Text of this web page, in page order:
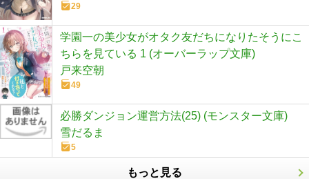
29
学園一の美少女がオタク友だちになりたそうにこ
ちらを見ている 1 (オーバーラップ文庫)
戸来空朝
49
必勝ダンジョン運営方法(25) (モンスター文庫)
雪だるま
5
もっと見る